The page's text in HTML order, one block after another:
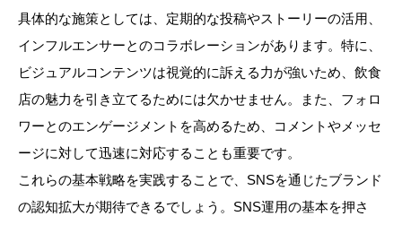
具体的な施策としては、定期的な投稿やストーリーの活用、
インフルエンサーとのコラボレーションがあります。特に、
ビジュアルコンテンツは視覚的に訴える力が強いため、飲食
店の魅力を引き立てるためには欠かせません。また、フォロ
ワーとのエンゲージメントを高めるため、コメントやメッセ
ージに対して迅速に対応することも重要です。
これらの基本戦略を実践することで、SNSを通じたブランド
の認知拡大が期待できるでしょう。SNS運用の基本を押さ